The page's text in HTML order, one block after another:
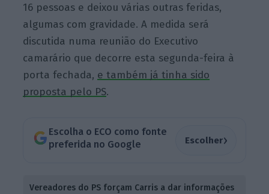
16 pessoas e deixou várias outras feridas,
algumas com gravidade. A medida será
discutida numa reunião do Executivo
camarário que decorre esta segunda-feira à
porta fechada, e também já tinha sido
proposta pelo PS.
Escolha o ECO como fonte
preferida no Google
Escolher›
Vereadores do PS forçam Carris a dar informações